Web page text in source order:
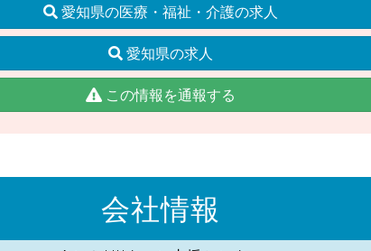
愛知県の医療・福祉・介護の求人
愛知県の求人
この情報を通報する
会社情報